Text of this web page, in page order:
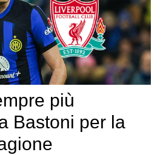
più
Bastoni per la